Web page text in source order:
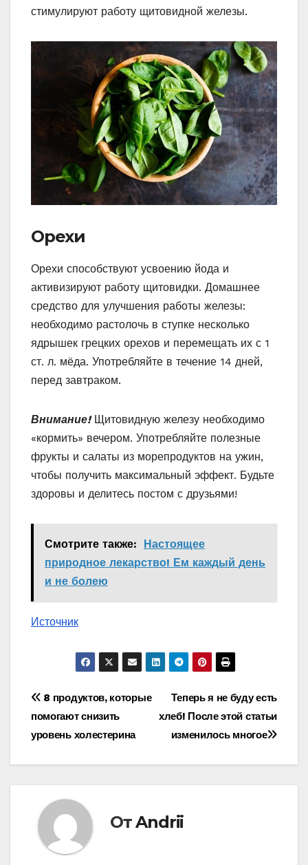
стимулируют работу щитовидной железы.
Орехи
Орехи способствуют усвоению йода и
активизируют работу щитовидки. Домашнее
средство для улучшения работы железы:
необходимо растолочь в ступке несколько
ядрышек грецких орехов и перемещать их с 1
ст. л. мёда. Употребляйте в течение 14 дней,
перед завтраком.
Внимание! Щитовидную железу необходимо
«кормить» вечером. Употребляйте полезные
фрукты и салаты из морепродуктов на ужин,
чтобы получить максимальный эффект. Будьте
здоровы и делитесь постом с друзьями!
Смотрите также:
Настоящее
природное лекарство! Ем каждый день
и не болею
Источник
Навигация
по
записям
Теперь я не буду есть
хлеб! После этой статьи
изменилось многое
8 продуктов, которые
помогают снизить
уровень холестерина
ОтAndrii